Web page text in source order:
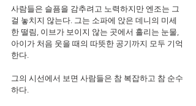
사람들은 슬픔을 감추려고 노력하지만 엔조는 그
걸 놓치지 않는다. 그는 소파에 앉은 데니의 미세
한 떨림, 이브가 보이지 않는 곳에서 흘리는 눈물,
아이가 처음 웃을 때의 따뜻한 공기까지 모두 기억
한다.
그의 시선에서 보면 사람들은 참 복잡하고 참 순수
하다.